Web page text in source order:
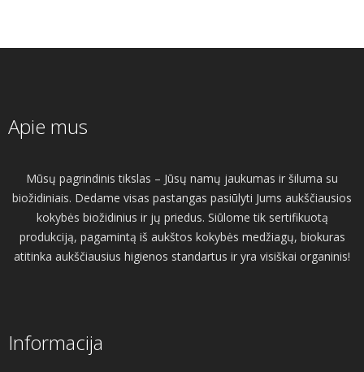
Apie mus
Mūsų pagrindinis tikslas – Jūsų namų jaukumas ir šiluma su
biožidiniais. Dedame visas pastangas pasiūlyti Jums aukščiausios
kokybės biožidinius ir jų priedus. Siūlome tik sertifikuotą
produkciją, pagamintą iš aukštos kokybės medžiagų, biokuras
atitinka aukščiausius higienos standartus ir yra visiškai organinis!
Informacija